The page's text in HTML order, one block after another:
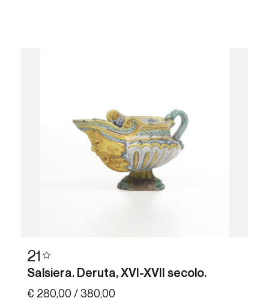
21
Salsiera. Deruta, XVI-XVII secolo.
€ 280,00 / 380,00